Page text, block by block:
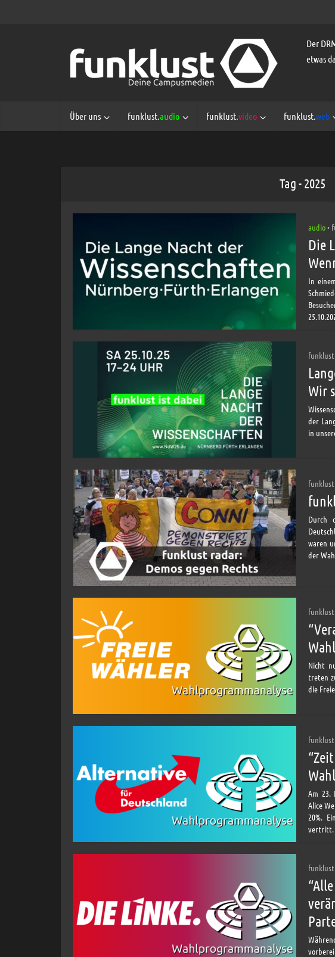
Der
etwas
Über uns funklust.audio funklust.video funklust.web
Tag - 2025
audio•
Die
In
funklust
Wir
der
in
funklust
Durch
waren
der
funklust
Nicht
treten
die
funklust
Am 23.
Alice
20%.
vertritt.
funklust